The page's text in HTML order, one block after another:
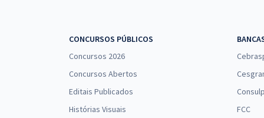
CONCURSOS PÚBLICOS
Concursos 2026
Concursos Abertos
Editais Publicados
Histórias Visuais
FCC